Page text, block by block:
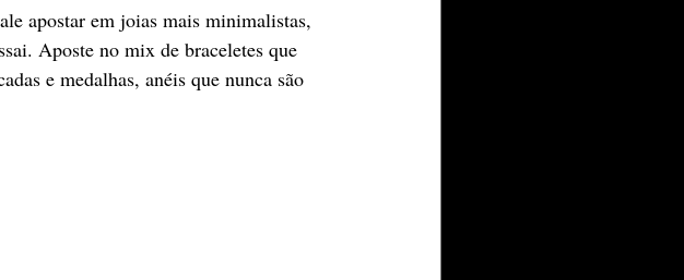
apostar em joias mais minimalistas,
Aposte no mix de braceletes que
e medalhas, anéis que nunca são